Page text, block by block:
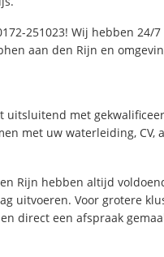
251023! Wij hebben 24/7
aan den Rijn en
uitsluitend met
met uw waterleiding, CV,
Rijn hebben altijd
uitvoeren. Voor grotere
direct een afspraak